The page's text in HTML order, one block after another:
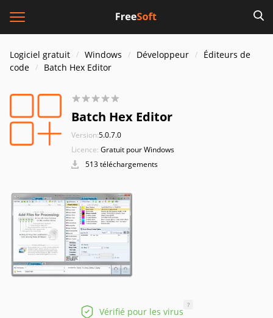
Logiciel gratuit Windows Développeur
Éditeurs de
code
Batch Hex Editor
Batch Hex Editor
Version:5.0.7.0
Licence: Gratuit pour Windows
513 téléchargements
Vérifié pour les virus
?